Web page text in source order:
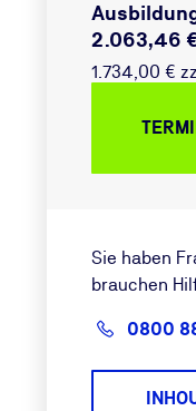
2.063,46
1.734,00 €
Sie haben
brauchen
0800